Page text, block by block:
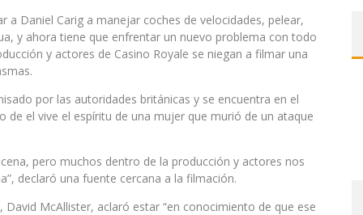
a Daniel Carig a manejar coches de velocidades, pelear,
y ahora tiene que enfrentar un nuevo problema con todo
y actores de Casino Royale se niegan a filmar una
por las autoridades británicas y se encuentra en el
el vive el espíritu de una mujer que murió de un ataque
pero muchos dentro de la producción y actores nos
declaró una fuente cercana a la filmación.
McAllister, aclaró estar “en conocimiento de que ese